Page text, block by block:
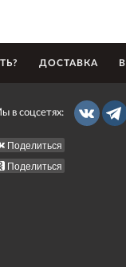
ДОСТАВКА
в соцсетях:
Поделиться
Поделиться